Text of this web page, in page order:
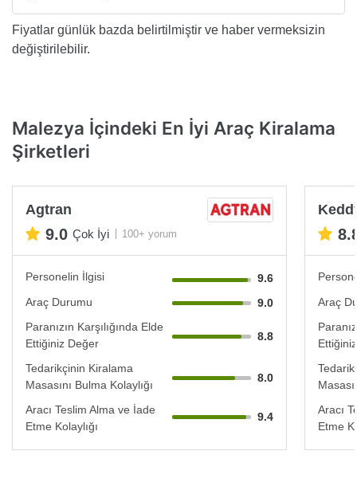
Fiyatlar günlük bazda belirtilmiştir ve haber vermeksizin
değiştirilebilir.
Malezya İçindeki En İyi Araç Kiralama
Şirketleri
Agtran
9.0 Çok İyi 100+ yorum
Personelin İlgisi
9.6
Araç Durumu
9.0
Paranızın Karşılığında Elde
Ettiğiniz Değer
8.8
Tedarikçinin Kiralama
Masasını Bulma Kolaylığı
8.0
Aracı Teslim Alma ve İade
Etme Kolaylığı
9.4
Araç
Aracı
Etme